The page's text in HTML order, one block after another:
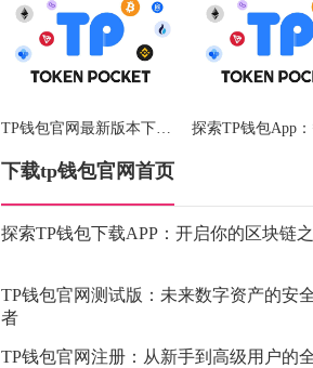
TP钱包官网最新版本下载：安全、高效、智能化的数字资产守护者
下载tp钱包官网首页
探索TP钱包下载APP：开启你的区块链
TP钱包官网测试版：未来数字资产的安
者
TP钱包官网注册：从新手到高级用户的